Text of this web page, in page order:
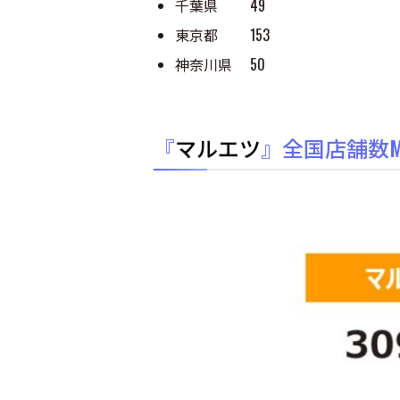
千葉県 49
東京都 153
神奈川県 50
『マルエツ』全国店舗数